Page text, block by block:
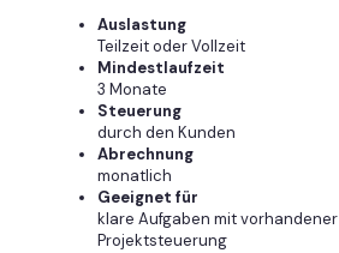
Auslastung
Teilzeit oder Vollzeit
Mindestlaufzeit
3 Monate
Steuerung
durch den Kunden
Abrechnung
monatlich
Geeignet für
klare Aufgaben mit vorhandener
Projektsteuerung